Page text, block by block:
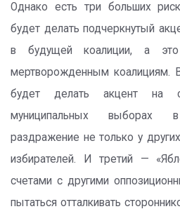
Однако есть три больших
будет делать подчеркнутый
в будущей коалиции, а
мертворожденным коалициям.
будет делать акцент на
муниципальных
раздражение не только у
избирателей. И третий —
счетами с другими
пытаться отталкивать